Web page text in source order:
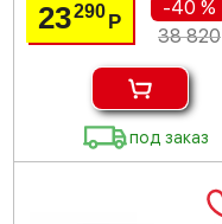
23290Р
-40 %
38 820
под заказ